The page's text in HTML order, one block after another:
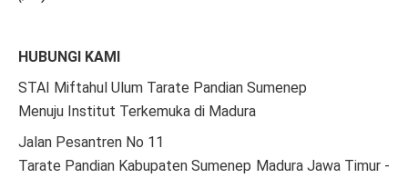
HUBUNGI KAMI
STAI Miftahul Ulum Tarate Pandian Sumenep
Menuju Institut Terkemuka di Madura
Jalan Pesantren No 11
Tarate Pandian Kabupaten Sumenep Madura Jawa Timur -